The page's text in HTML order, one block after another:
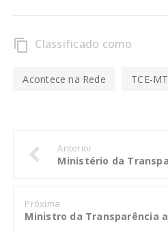
content_copy Classificado como
Acontece na Rede TCE-MT
Anterior
Próxima